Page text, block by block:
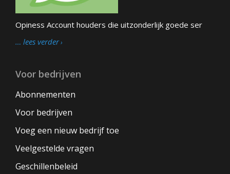
Opiness Account houders die uitzonderlijk goede ser
… lees verder
Voor bedrijven
Abonnementen
Voor bedrijven
Voeg een nieuw bedrijf toe
Veelgestelde vragen
Geschillenbeleid